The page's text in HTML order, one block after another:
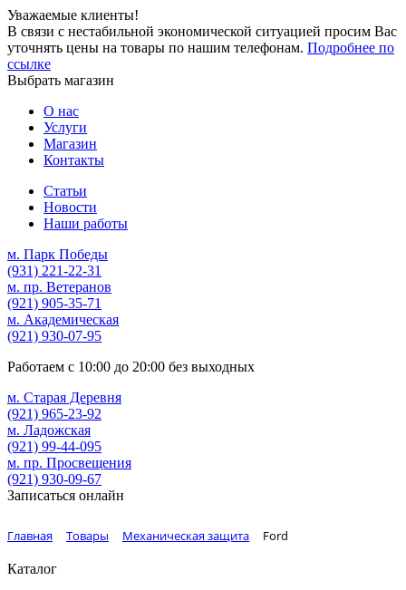
Уважаемые клиенты!
В связи с нестабильной экономической ситуацией просим Вас
уточнять цены на товары по нашим телефонам. Подробнее по
ссылке
Выбрать магазин
О нас
Услуги
Магазин
Контакты
Статьи
Новости
Наши работы
м. Парк Победы
(931) 221-22-31
м. пр. Ветеранов
(921) 905-35-71
м. Академическая
(921) 930-07-95
Работаем с 10:00 до 20:00 без выходных
м. Старая Деревня
(921) 965-23-92
м. Ладожская
(921) 99-44-095
м. пр. Просвещения
(921) 930-09-67
Записаться онлайн
Главная Товары Механическая защита Ford
Каталог